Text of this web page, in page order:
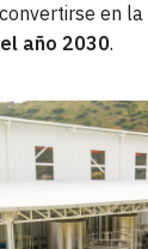
en la
año 2030.